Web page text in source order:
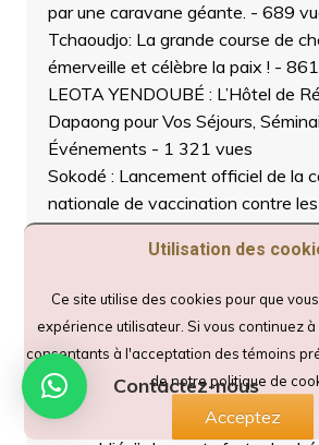
par une caravane géante. - 689
Tchaoudjo: La grande course de
émerveille et célèbre la paix ! -
LEOTA YENDOUBÉ : L’Hôtel de
Dapaong pour Vos Séjours,
Événements - 1 321 vues
Sokodé : Lancement officiel de la
nationale de vaccination contre
animales prioritaires 2025-2026-
Tchaoudjo : La jeunesse se lève
L’espoir entre les mains : des outils
des enfants de Sokodé
Kparatao – SOVET redonne
orphelins marginalisés- 1 281 vues
Sokodé – Quartier Salimdè : Vous
Utilisation des
Ce site utilise des cookies pour que
expérience utilisateur. Si vous continuez
consentants à l'acceptation des témoins
de notre politique de
Acceptez
Contactez-nous